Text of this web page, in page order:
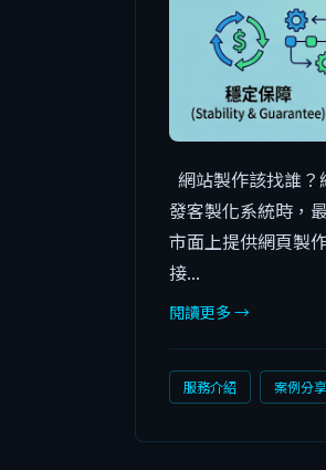
網站製作該找誰
發客製化系統時，
市面上提供網頁製
接...
閱讀更多 →
服務介紹 案例分享